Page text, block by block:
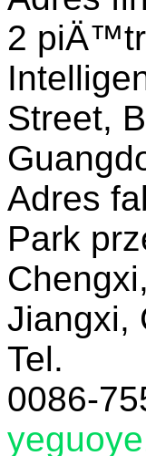
2
Street,
Adres
Park
Jiangxi,
Tel.
0086-